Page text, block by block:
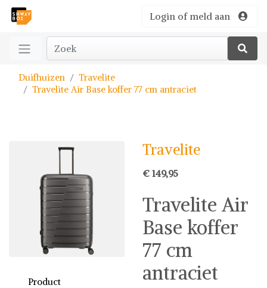
Login of meld aan
Duifhuizen
Travelite
Travelite Air Base koffer 77 cm antraciet
Product
Travelite
€ 149,95
Travelite Air
Base koffer
77 cm
antraciet